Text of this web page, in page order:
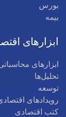
بورس
بیمه
ابزارهای
ابزارهای
تحلیل‌ها
توسعه
رویدادهای
کتب اقتصادی